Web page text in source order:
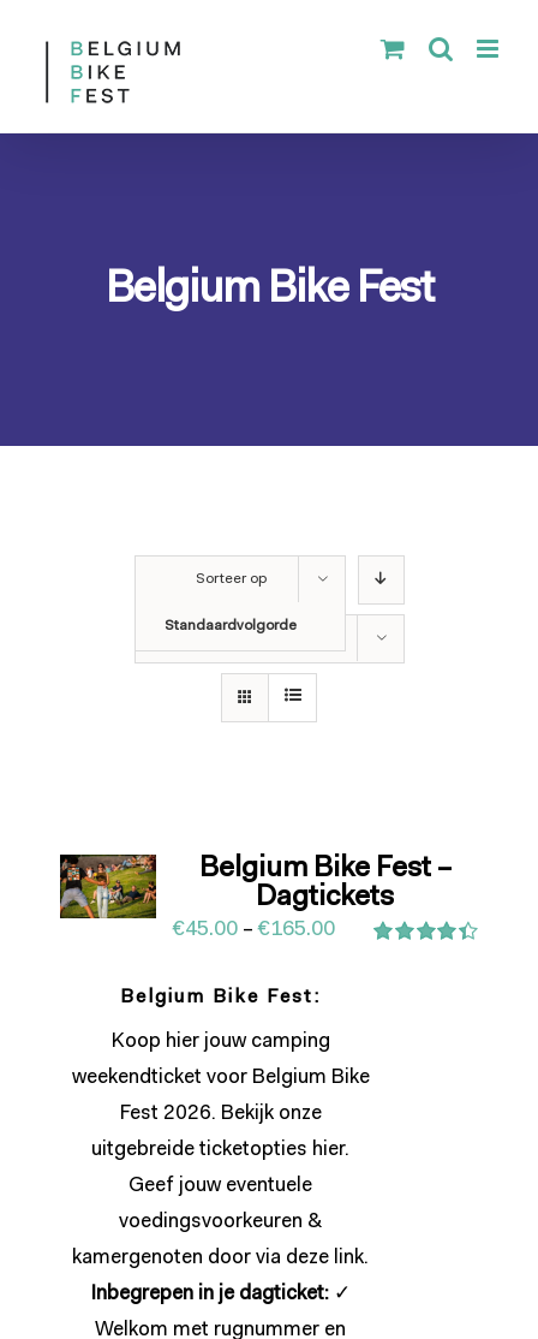
Belgium Bike Fest
Sorteer op
Standaardvolgorde
12 producten
Belgium Bike Fest –
Dagtickets
€45.00–€165.00
Belgium Bike Fest:
Koop hier jouw camping
weekendticket voor Belgium Bike
Fest 2026. Bekijk onze
uitgebreide ticketopties hier.
Geef jouw eventuele
voedingsvoorkeuren &
kamergenoten door via deze link.
Inbegrepen in je dagticket:✓
Welkom met rugnummer en